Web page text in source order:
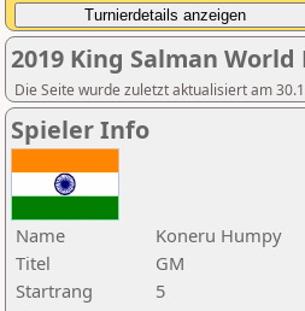
2019 King Salman
Die Seite wurde zuletzt aktualisiert am
Spieler Info
Name
Koneru Humpy
Titel
GM
Startrang
5